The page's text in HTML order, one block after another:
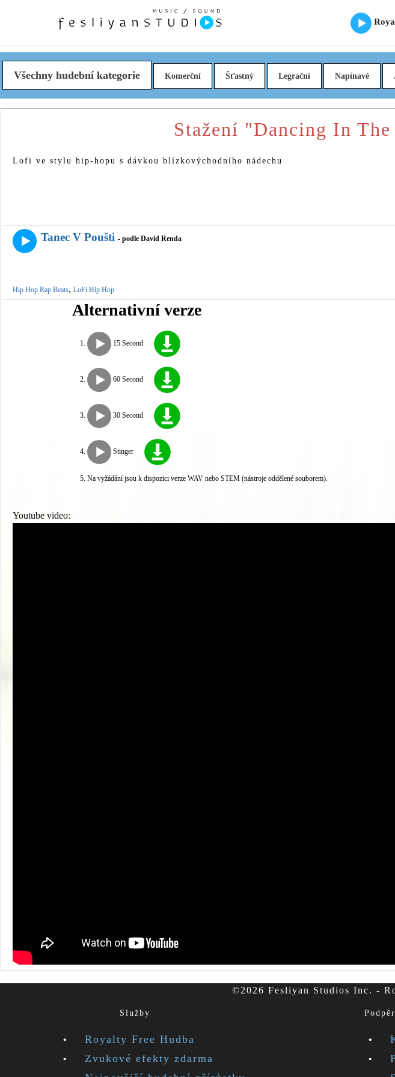
Všechny hudební kategorie Komerční Šťastný Legrační Napínavé
Stažení "Dancing In
Lofi ve stylu hip-hopu s dávkou blízkovýchodního nádechu
Tanec V Poušti - podle David Renda
Hip Hop Rap Beats, LoFi Hip Hop
Alternativní verze
15 Second
60 Second
30 Second
Stinger
Na vyžádání jsou k dispozici verze WAV nebo STEM (nástroje oddělené souborem).
Youtube video:
©2026 Fesliyan Studios Inc. -
Služby
Royalty Free Hudba
Zvukové efekty zdarma